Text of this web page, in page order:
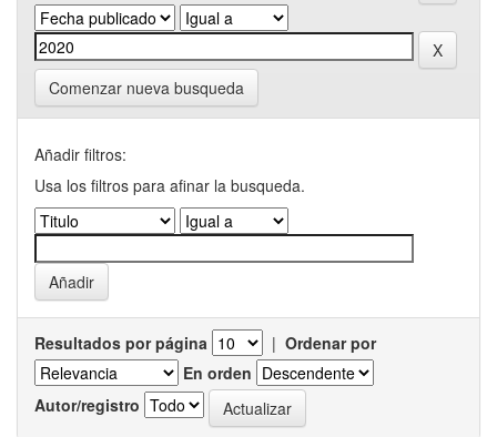
Comenzar nueva busqueda
Añadir filtros:
Usa los filtros para afinar la busqueda.
Resultados por página | Ordenar por
En orden
Autor/registro